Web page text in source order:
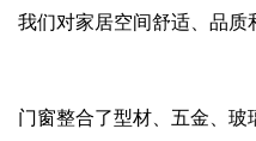
我们对家居空间舒适、品质
门窗整合了型材、五金、